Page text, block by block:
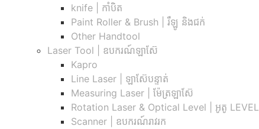
knife | កាំបិត
Paint Roller & Brush | រឺឡូ និងជក់
Other Handtool
Laser Tool | ឧបករណ៍ឡាស៊ែ
Kapro
Line Laser | ឡាស៊ែបន្ទាត់
Measuring Laser | ម៉ែត្រឡាស៊ែ
Rotation Laser & Optical Level | អូតូ LEVEL
Scanner | ឧបករណ៍រាវរក